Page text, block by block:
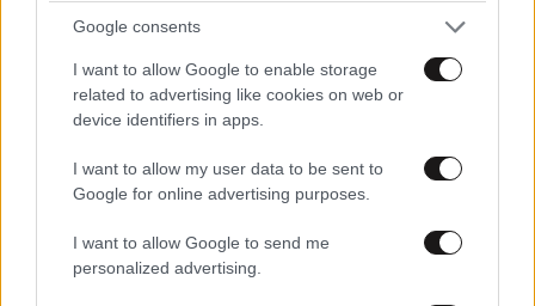
Google consents
I want to allow Google to enable storage
related to advertising like cookies on web or
device identifiers in apps.
I want to allow my user data to be sent to
Google for online advertising purposes.
I want to allow Google to send me
personalized advertising.
ένα μεγάλο και ουσιαστικό βήμα για να φέρουμε τον